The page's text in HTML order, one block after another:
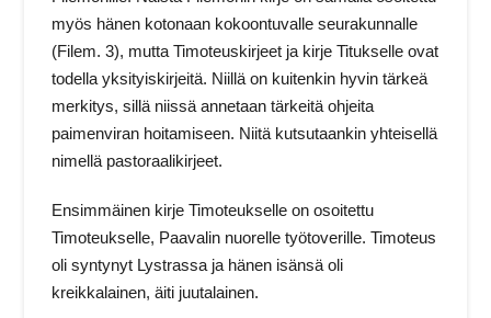
myös hänen kotonaan kokoontuvalle seurakunnalle
(Filem. 3), mutta Timoteuskirjeet ja kirje Titukselle ovat
todella yksityiskirjeitä. Niillä on kuitenkin hyvin tärkeä
merkitys, sillä niissä annetaan tärkeitä ohjeita
paimenviran hoitamiseen. Niitä kutsutaankin yhteisellä
nimellä pastoraalikirjeet.
Ensimmäinen kirje Timoteukselle on osoitettu
Timoteukselle, Paavalin nuorelle työtoverille. Timoteus
oli syntynyt Lystrassa ja hänen isänsä oli
kreikkalainen, äiti juutalainen.